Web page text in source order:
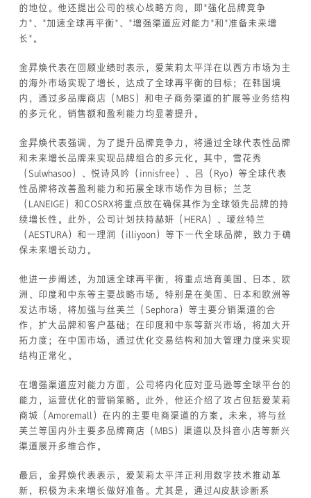
的地位。他还提出公司的核心战略方向，即"强化品牌竞争
力"、"加速全球再平衡"、"增强渠道应对能力"和"准备未来增
长"。
金昇焕代表在回顾业绩时表示，爱茉莉太平洋在以西方市场为主
的海外市场实现了增长，达成了全球再平衡的目标；在韩国境
内，通过多品牌商店（MBS）和电子商务渠道的扩展等业务结构
的多元化，销售额和盈利能力均显著提升。
金昇焕代表强调，为了提升品牌竞争力，将通过全球代表性品牌
和未来增长品牌来实现品牌组合的多元化。其中，雪花秀
（Sulwhasoo）、悦诗风吟（innisfree）、吕（Ryo）等全球代表
性品牌将改善盈利能力和拓展全球市场作为目标；兰芝
（LANEIGE）和COSRX将重点放在确保其作为全球领先品牌的持
续增长性。此外，公司计划扶持赫妍（HERA）、瑷丝特兰
（AESTURA）和一理润（illiyoon）等下一代全球品牌，致力于确
保未来增长动力。
他进一步阐述，为加速全球再平衡，将重点培育美国、日本、欧
洲、印度和中东等主要战略市场。特别是在美国、日本和欧洲等
发达市场，将加强与丝芙兰（Sephora）等主要分销渠道的合
作，扩大品牌和客户基础；在印度和中东等新兴市场，将加大开
拓力度；在中国市场，通过优化交易结构和加大管理力度来实现
结构正常化。
在增强渠道应对能力方面，公司将内化应对亚马逊等全球平台的
能力，运营优化的营销策略。此外，他还介绍了攻占包括爱茉莉
商城（Amoremall）在内的主要电商渠道的方案。未来，将与丝
芙兰等国内外主要多品牌商店（MBS）渠道以及抖音小店等新兴
渠道展开多维合作。
最后，金昇焕代表表示，爱茉莉太平洋正利用数字技术推动革
新，积极为未来增长做好准备。尤其是，通过AI皮肤诊断系